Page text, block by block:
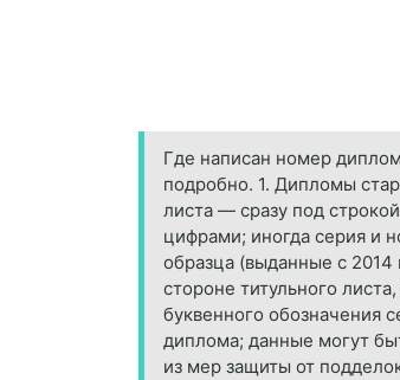
Где написан номер
подробно. 1. Дипломы
листа — сразу под
цифрами; иногда серия и
образца (выданные с
стороне титульного
буквенного
диплома; данные могут
из мер защиты от